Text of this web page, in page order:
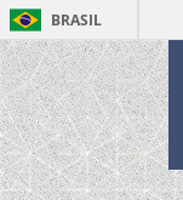
BRASIL